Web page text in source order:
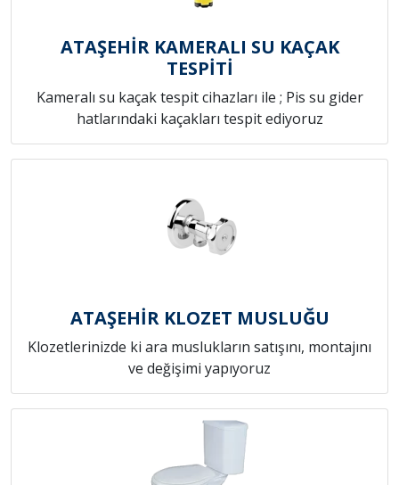
ATAŞEHİR KAMERALI SU KAÇAK
TESPİTİ
Kameralı su kaçak tespit cihazları ile ; Pis su gider
hatlarındaki kaçakları tespit ediyoruz
ATAŞEHİR KLOZET MUSLUĞU
Klozetlerinizde ki ara muslukların satışını, montajını
ve değişimi yapıyoruz